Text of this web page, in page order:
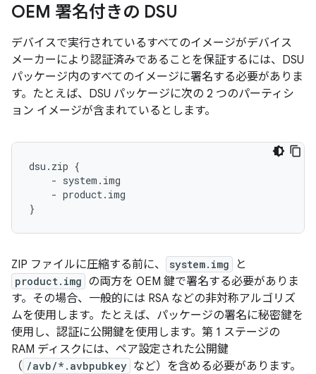
OEM 署名付きの DSU
デバイスで実行されているすべてのイメージがデバイス
メーカーにより認証済みであることを保証するには、DSU
パッケージ内のすべてのイメージに署名する必要がありま
す。たとえば、DSU パッケージに次の 2 つのパーティシ
ョン イメージが含まれているとします。
dsu.zip {
    - system.img
    - product.img
ZIP ファイルに圧縮する前に、 system.img と
product.img の両方を OEM 鍵で署名する必要がありま
す。その場合、一般的には RSA などの非対称アルゴリズ
ムを使用します。たとえば、パッケージの署名に秘密鍵を
使用し、認証に公開鍵を使用します。第 1 ステージの
RAM ディスクには、ペア設定された公開鍵
（ /avb/*.avbpubkey など）を含める必要があります。